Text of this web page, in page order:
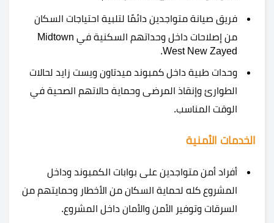
فريق صيانة متواجدين دائمًا لتلبية احتياجات السكان
من إصلاحات داخل وحداتهم السكنية في Midtown
West New Zayed.
وحدات طبية داخل كمبوند ميدتاون ويست زايد لحالات
الطوارئ وإنقاذ المرضى وحماية حالاتهم الصحية في
الوقت المناسب.
الخدمات الأمنية
أفراد أمن متواجدين على بوابات الكمبوند وداخل
المشروع كله لحماية السكان من الأخطار وحمايتهم من
السرقات وتوفير الأمن والأمان داخل المشروع.